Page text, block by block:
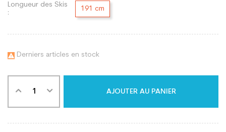
Longueur des Skis
:
191 cm
 Derniers articles en stock
AJOUTER AU PANIER